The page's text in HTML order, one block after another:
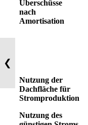
Überschüsse
nach
Amortisation
❮
Nutzung der
Dachfläche für
Stromproduktion
Nutzung des